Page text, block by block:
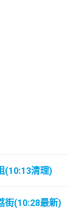
(10:13清理)
街(10:28最新)